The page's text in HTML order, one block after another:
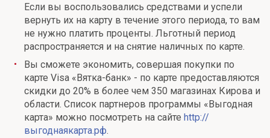
Если вы воспользовались средствами и успели
вернуть их на карту в течение этого периода, то вам
не нужно платить проценты. Льготный период
распространяется и на снятие наличных по карте.
Вы сможете экономить, совершая покупки по
карте Visa «Вятка-банк» - по карте предоставляются
скидки до 20% в более чем 350 магазинах Кирова и
области. Список партнеров программы «Выгодная
карта» можно посмотреть на сайте http://
выгоднаякарта.рф.